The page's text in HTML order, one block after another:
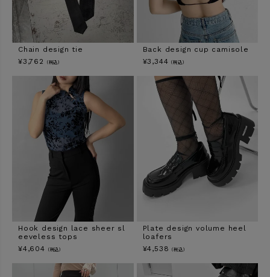
Chain design tie
¥3,762 （税込）
Back design cup camisole
¥3,344 （税込）
Hook design lace sheer sl
eeveless tops
¥4,604 （税込）
Plate design volume heel
loafers
¥4,538 （税込）